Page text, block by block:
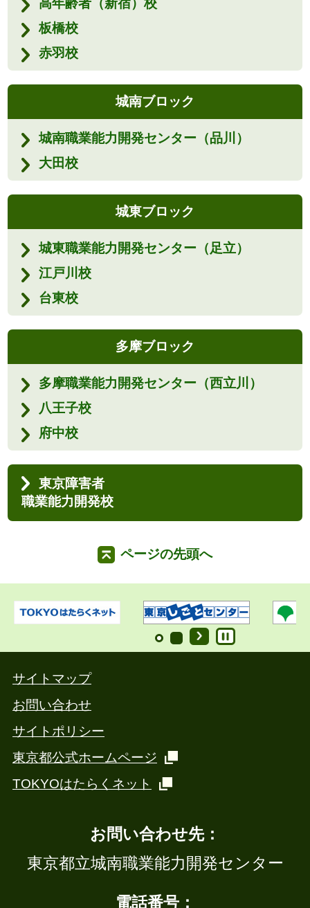
板橋校
赤羽校
城南ブロック
城南職業能力開発センター（品川）
大田校
城東ブロック
城東職業能力開発センター（足立）
江戸川校
台東校
多摩ブロック
多摩職業能力開発センター（西立川）
八王子校
府中校
東京障害者
職業能力開発校
ページの先頭へ
サイトマップ
お問い合わせ
サイトポリシー
東京都公式ホームページ
TOKYOはたらくネット
お問い合わせ先：
東京都立城南職業能力開発センター
電話番号：